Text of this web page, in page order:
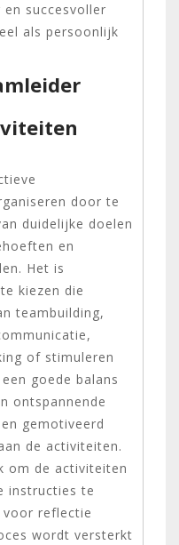
succesvoller
als persoonlijk
door te
duidelijke doelen
en
Het is
kiezen die
teambuilding,
of stimuleren
goede balans
ontspannende
gemotiveerd
de activiteiten.
om de activiteiten
instructies te
voor reflectie
wordt versterkt